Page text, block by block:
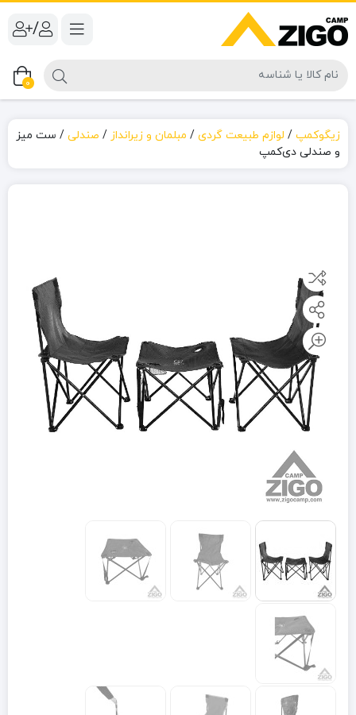
/
0
زیگوکمپ / لوازم طبیعت گردی / مبلمان و زیرانداز / صندلی / ست میز
و صندلی دی‌کمپ